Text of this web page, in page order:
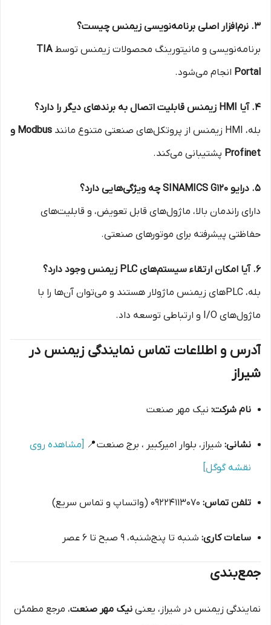
۳. نرم‌افزار اصلی برنامه‌نویسی زیمنس چیست؟
برنامه‌نویسی و مانیتورینگ محصولات زیمنس توسطTIA
Portal انجام می‌شود.
۴. آیا HMI زیمنس قابلیت اتصال به برندهای دیگر را دارد؟
بله، HMI زیمنس از پروتکل‌های صنعتی متنوع مانند
Modbus و
Profinet پشتیبانی می‌کند.
۵. درایو SINAMICS G120 چه ویژگی‌هایی دارد؟
دارای راندمان بالا، ماژول‌های قابل تعویض، و قابلیت‌های
حفاظتی پیشرفته برای موتورهای صنعتی.
۶. آیا امکان ارتقاء سیستم‌های PLC زیمنس وجود دارد؟
بله، PLCهای زیمنس ماژولار هستند و می‌توان آن‌ها را با
ماژول‌های I/O و ارتباطی توسعه داد.
آدرس و اطلاعات تماس نمایندگی زیمنس در
شیراز
نام شرکت: نیک مهر صنعت
نشانی: شیراز، بلوار امیرکبیر ، برج صنعت 📍 [مشاهده روی
نقشه گوگل]
تلفن تماس:
ساعات کاری: شنبه تا پنج‌شنبه، ۹ صبح تا ۶ عصر
جمع‌بندی
نمایندگی زیمنس در شیراز، یعنی نیک مهر صنعت، مرجع مطمئن